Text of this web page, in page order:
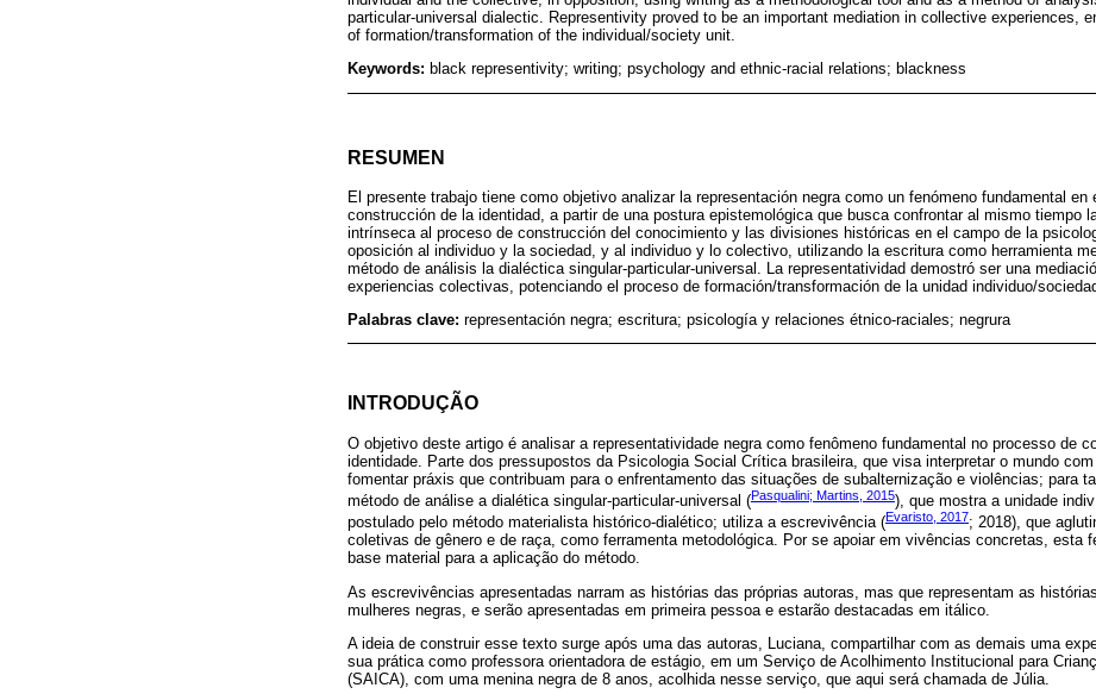
particular-universal dialectic. Representivity proved to be an important mediation in collective experiences,
of formation/transformation of the individual/society unit.
Keywords: black representivity; writing; psychology and ethnic-racial relations; blackness
RESUMEN
El presente trabajo tiene como objetivo analizar la representación negra como un fenómeno fundamental en
construcción de la identidad, a partir de una postura epistemológica que busca confrontar al mismo tiempo
intrínseca al proceso de construcción del conocimiento y las divisiones históricas en el campo de la
oposición al individuo y la sociedad, y al individuo y lo colectivo, utilizando la escritura como herramienta
método de análisis la dialéctica singular-particular-universal. La representatividad demostró ser una
experiencias colectivas, potenciando el proceso de formación/transformación de la unidad individuo/
Palabras clave: representación negra; escritura; psicología y relaciones étnico-raciales; negrura
INTRODUÇÃO
O objetivo deste artigo é analisar a representatividade negra como fenômeno fundamental no processo de
identidade. Parte dos pressupostos da Psicologia Social Crítica brasileira, que visa interpretar o mundo
fomentar práxis que contribuam para o enfrentamento das situações de subalternização e violências; para
método de análise a dialética singular-particular-universal (Pasqualini; Martins, 2015), que mostra a unidade
postulado pelo método materialista histórico-dialético; utiliza a escrevivência (Evaristo, 2017; 2018), que
coletivas de gênero e de raça, como ferramenta metodológica. Por se apoiar em vivências concretas, esta
base material para a aplicação do método.
As escrevivências apresentadas narram as histórias das próprias autoras, mas que representam as
mulheres negras, e serão apresentadas em primeira pessoa e estarão destacadas em itálico.
A ideia de construir esse texto surge após uma das autoras, Luciana, compartilhar com as demais uma
sua prática como professora orientadora de estágio, em um Serviço de Acolhimento Institucional para
(SAICA), com uma menina negra de 8 anos, acolhida nesse serviço, que aqui será chamada de Júlia.